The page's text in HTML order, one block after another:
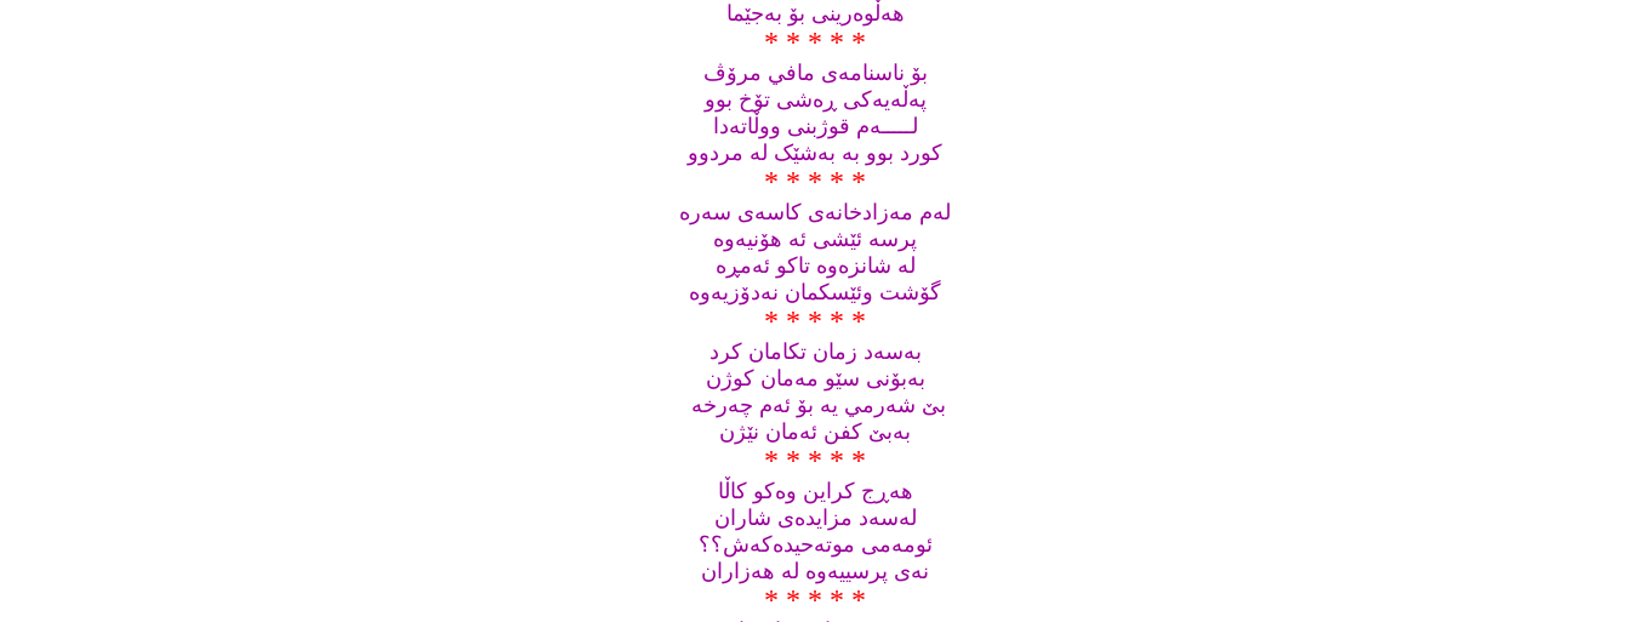
هه‌ڵوه‌رینی بۆ به‌جێما
* * * * *
بۆ ناسنامه‌ی مافي مرۆڤ
په‌ڵه‌یه‌کی ڕه‌شی تۆخ بوو
لـــــه‌م قوژبنی ووڵاته‌دا
کورد بوو به‌ به‌شێک له‌ مردوو
* * * * *
له‌م مه‌زادخانه‌ی کاسه‌ی سه‌ره‌
پرسه‌ ئێشی ئه‌ هۆنیه‌وه
له‌ شانزه‌وه‌ تاکو ئه‌مڕه
گۆشت وئێسکمان نه‌دۆزیه‌وه
* * * * *
به‌سه‌د زمان تکامان کرد
به‌بۆنی سێو مه‌مان کوژن
بێ شه‌رمي یه‌ بۆ ئه‌م چه‌رخه ‌
به‌بێ کفن ئه‌مان نێژن
* * * * *
هه‌ڕج کراین وه‌کو کاڵا
له‌سه‌د مزایده‌ی شاران
ئومه‌می موته‌حیده‌که‌ش؟؟
نه‌ی پرسییه‌وه‌ له‌ هه‌زاران
* * * * *